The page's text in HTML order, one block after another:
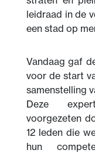
leidraad in de
een stad op
Vandaag gaf
voor de start
samenstelling
Deze
voorgezeten
12 leden die
hun